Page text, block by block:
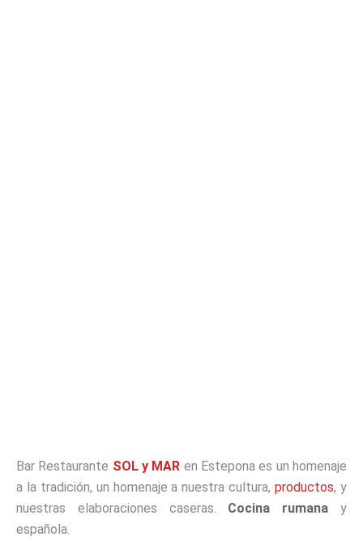
Bar Restaurante SOL y MAR en Estepona es un homenaje
a la tradición, un homenaje a nuestra cultura,productos, y
nuestras elaboraciones caseras. Cocina rumana y
española.